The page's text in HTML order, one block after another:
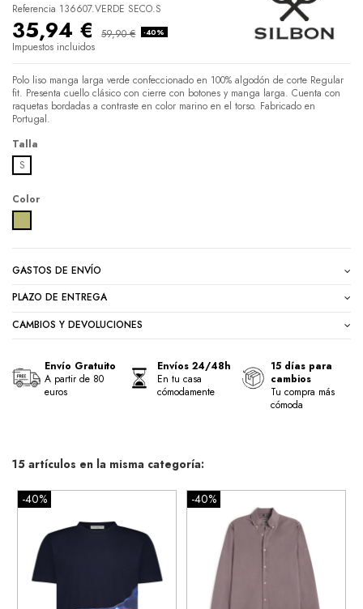
Referencia 136607.VERDE SECO.S
35,94 € 59,90 € -40%
Impuestos incluidos
Polo liso manga larga verde confeccionado en 100% algodón de corte Regular
fit. Presenta cuello clásico con cierre con botones y manga larga. Cuenta con
raquetas bordadas a contraste en color marino en el torso. Fabricado en
Portugal.
Talla
S
Color
GASTOS DE ENVÍO
PLAZO DE ENTREGA
CAMBIOS Y DEVOLUCIONES
Envío Gratuito
A partir de 80
euros
Envíos 24/48h
En tu casa
cómodamente
15 días para
cambios
Tu compra más
cómoda
15 artículos en la misma categoría:
-40% -40%